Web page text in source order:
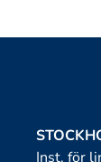
Inst. för